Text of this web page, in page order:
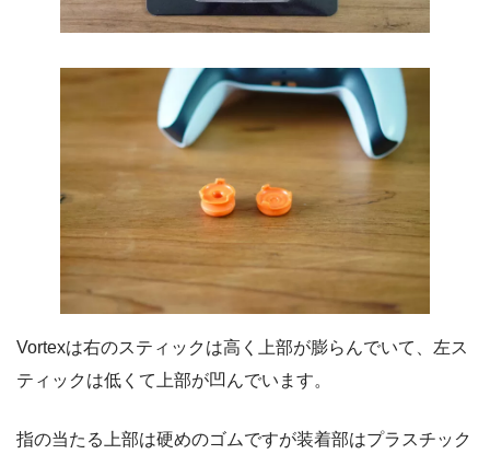
Vortexは右のスティックは高く上部が膨らんでいて、左ス
ティックは低くて上部が凹んでいます。
指の当たる上部は硬めのゴムですが装着部はプラスチック